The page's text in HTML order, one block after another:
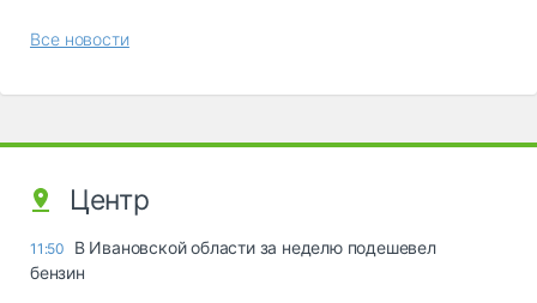
Все новости
Центр
11:50
В Ивановской области за неделю подешевел
бензин